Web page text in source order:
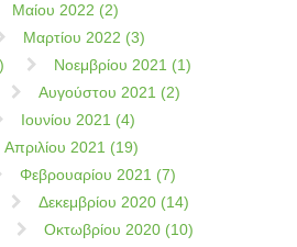
Μαίου 2022 (2)
Μαρτίου 2022 (3)
Νοεμβρίου 2021 (1)
Αυγούστου 2021 (2)
Ιουνίου 2021 (4)
Απριλίου 2021 (19)
Φεβρουαρίου 2021 (7)
Δεκεμβρίου 2020 (14)
Οκτωβρίου 2020 (10)